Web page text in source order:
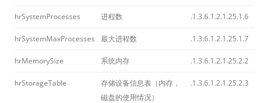
hrSystemProcesses 进程数 .1.3.6.1.2.1.25.1.6
hrSystemMaxProcesses 最大进程数 .1.3.6.1.2.1.25.1.7
hrMemorySize 系统内存 .1.3.6.1.2.1.25.2.2
hrStorageTable
存储设备信息表（内存，
磁盘的使用情况）
.1.3.6.1.2.1.25.2.3